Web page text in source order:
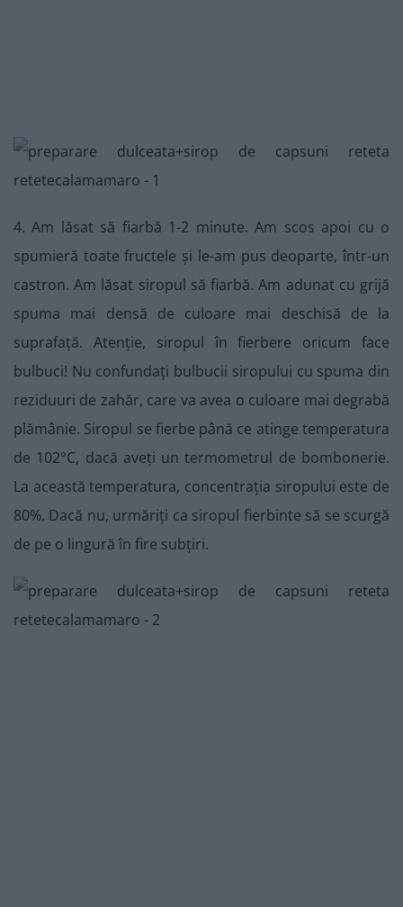
4. Am lăsat să fiarbă 1-2 minute. Am scos apoi cu o
spumieră toate fructele și le-am pus deoparte, într-un
castron. Am lăsat siropul să fiarbă. Am adunat cu grijă
spuma mai densă de culoare mai deschisă de la
suprafață. Atenție, siropul în fierbere oricum face
bulbuci! Nu confundați bulbucii siropului cu spuma din
reziduuri de zahăr, care va avea o culoare mai degrabă
plămânie. Siropul se fierbe până ce atinge temperatura
de 102°C, dacă aveți un termometrul de bombonerie.
La această temperatura, concentrația siropului este de
80%. Dacă nu, urmăriți ca siropul fierbinte să se scurgă
de pe o lingură în fire subțiri.